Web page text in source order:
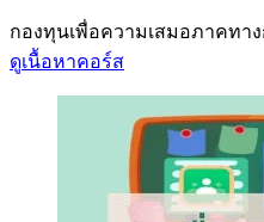
กองทุนเพื่อความเสมอภาคทา
ดูเนื้อหาคอร์ส